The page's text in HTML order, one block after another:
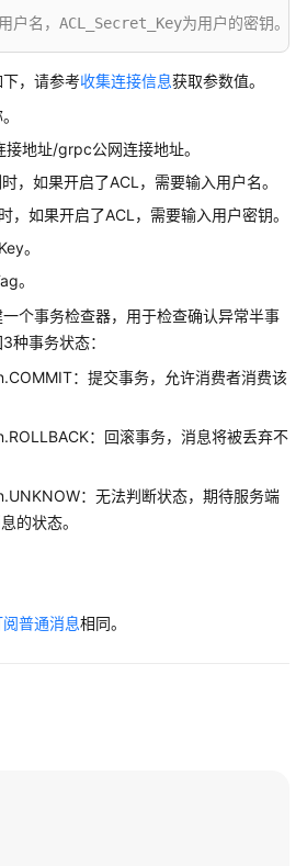
户名，ACL_Secret_Key为用户的密钥。
, "true"
:=
Endpoint,
AccessKey,
func(msg *golang.MessageView)
Topic,
[]
，请参考收集连接信息获取参数值。
地址/grpc公网连接地址。
，如果开启了ACL，需要输入用户名。
，如果开启了ACL，需要输入用户密钥。
。
。
个事务检查器，用于检查确认异常半事
种事务状态：
：提交事务，允许消费者消费该
：回滚事务，消息将被丢弃不
：无法判断状态，期待服务端
的状态。
阅普通消息相同。